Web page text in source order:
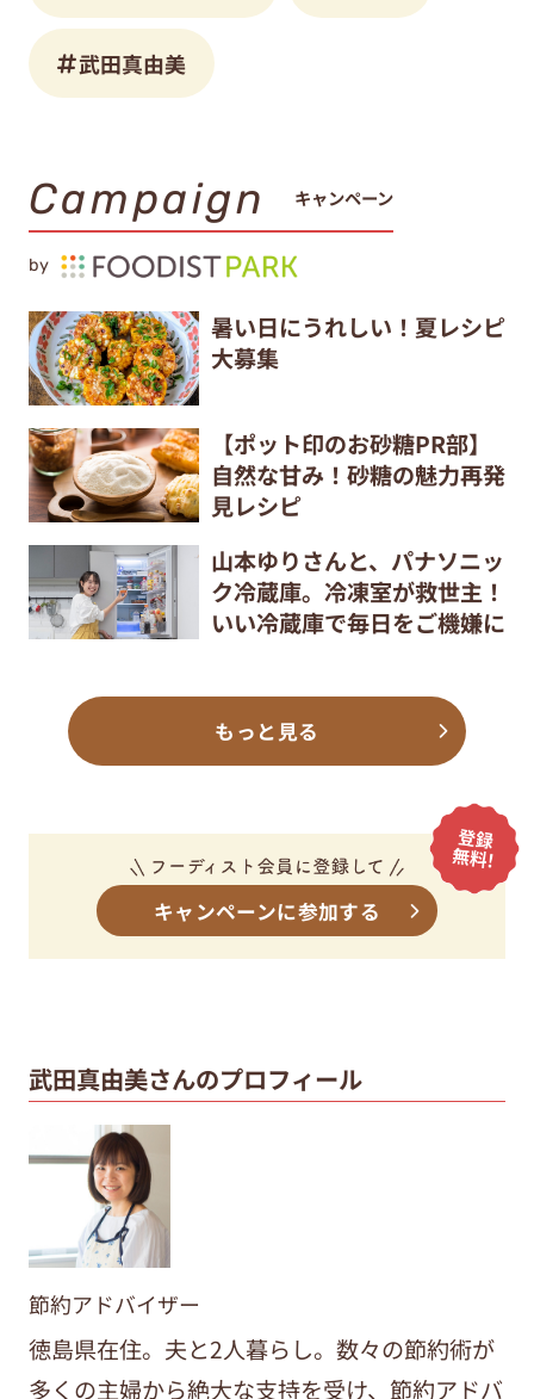
武田真由美
Campaign キャンペーン
by
暑い日にうれしい！夏レシピ
大募集
【ポット印のお砂糖PR部】
自然な甘み！砂糖の魅力再発
見レシピ
山本ゆりさんと、パナソニッ
ク冷蔵庫。冷凍室が救世主！
いい冷蔵庫で毎日をご機嫌に
もっと見る
キャンペーンに参加する
武田真由美さんのプロフィール
節約アドバイザー
徳島県在住。夫と2人暮らし。数々の節約術が
多くの主婦から絶大な支持を受け、節約アドバ